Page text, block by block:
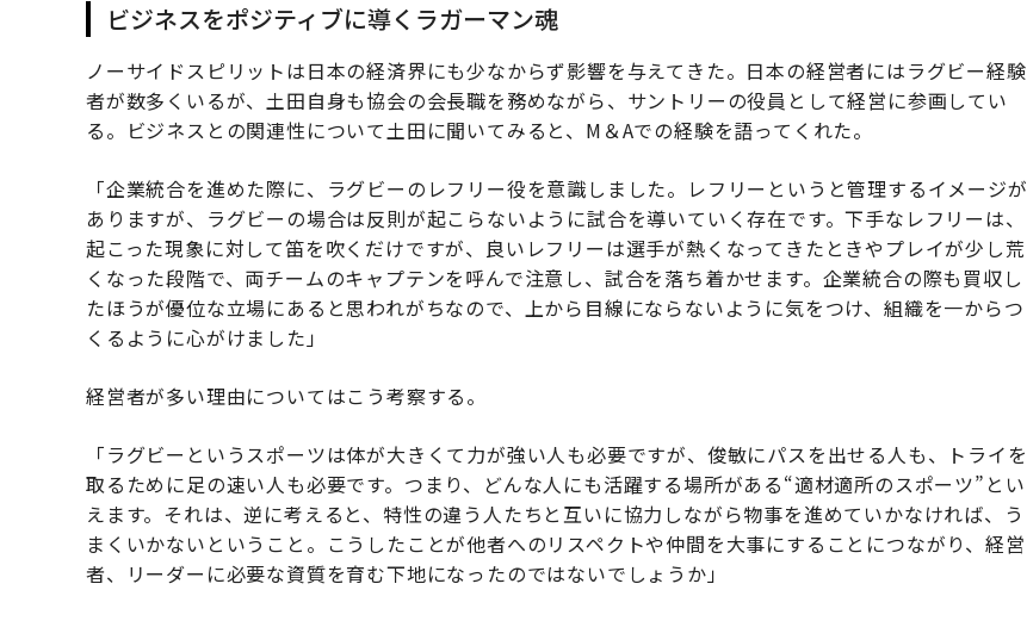
ビジネスをポジティブに導くラガーマン魂
ノーサイドスピリットは日本の経済界にも少なからず影響を与えてきた。日本の経営者にはラグビー経験
者が数多くいるが、土田自身も協会の会長職を務めながら、サントリーの役員として経営に参画してい
る。ビジネスとの関連性について土田に聞いてみると、M＆Aでの経験を語ってくれた。
「企業統合を進めた際に、ラグビーのレフリー役を意識しました。レフリーというと管理するイメージが
ありますが、ラグビーの場合は反則が起こらないように試合を導いていく存在です。下手なレフリーは、
起こった現象に対して笛を吹くだけですが、良いレフリーは選手が熱くなってきたときやプレイが少し荒
くなった段階で、両チームのキャプテンを呼んで注意し、試合を落ち着かせます。企業統合の際も買収し
たほうが優位な立場にあると思われがちなので、上から目線にならないように気をつけ、組織を一からつ
くるように心がけました」
経営者が多い理由についてはこう考察する。
「ラグビーというスポーツは体が大きくて力が強い人も必要ですが、俊敏にパスを出せる人も、トライを
取るために足の速い人も必要です。つまり、どんな人にも活躍する場所がある“適材適所のスポーツ”とい
えます。それは、逆に考えると、特性の違う人たちと互いに協力しながら物事を進めていかなければ、う
まくいかないということ。こうしたことが他者へのリスペクトや仲間を大事にすることにつながり、経営
者、リーダーに必要な資質を育む下地になったのではないでしょうか」